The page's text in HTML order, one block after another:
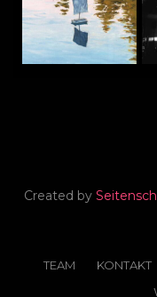
Created by
TEAM KONTAKT